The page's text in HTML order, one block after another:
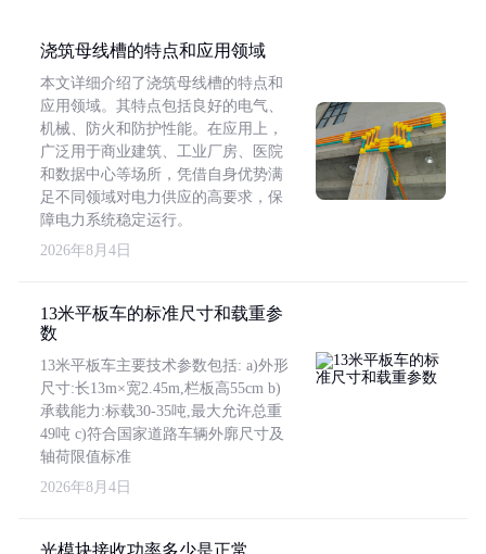
浇筑母线槽的特点和应用领域
本文详细介绍了浇筑母线槽的特点和
应用领域。其特点包括良好的电气、
机械、防火和防护性能。在应用上，
广泛用于商业建筑、工业厂房、医院
和数据中心等场所，凭借自身优势满
足不同领域对电力供应的高要求，保
障电力系统稳定运行。
2026年8月4日
13米平板车的标准尺寸和载重参
数
13米平板车主要技术参数包括: a)外形
尺寸:长13m×宽2.45m,栏板高55cm b)
承载能力:标载30-35吨,最大允许总重
49吨 c)符合国家道路车辆外廓尺寸及
轴荷限值标准
2026年8月4日
光模块接收功率多少是正常